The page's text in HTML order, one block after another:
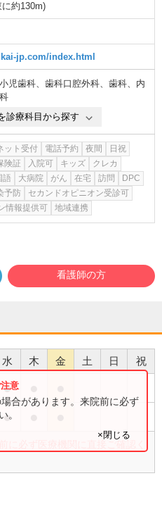
約130m)
jp.com/index.html
小児歯科、 歯科口腔外科、 歯科、 内
診療科目から探す
ット受付 電話予約 夜間
日祝
険証 入院可 キッズ
クレカ
語 大病院 がん 在宅 訪問
DPC
予防
セカンドオピニオン受診可
情報提供可
地域連携
看護師の方
水 木 金 土 日 祝
●
●
に必ず医療機関に直接ご確認く
合があります。来院前に必ず
。
×閉じる